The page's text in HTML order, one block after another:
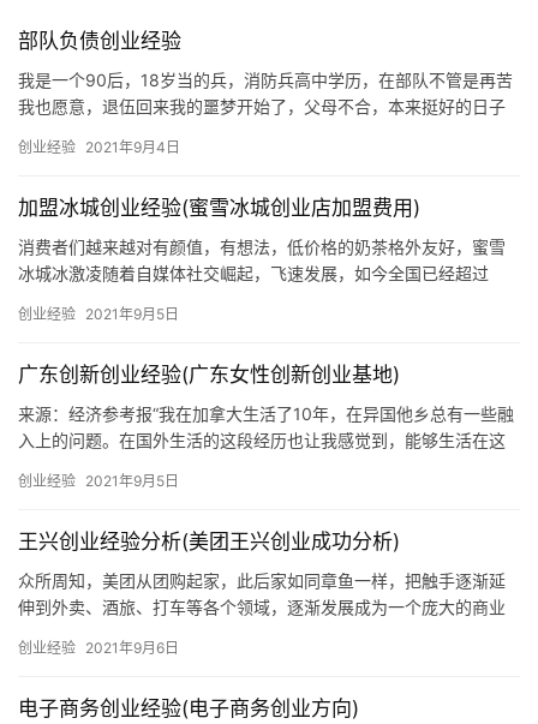
部队负债创业经验
我是一个90后，18岁当的兵，消防兵高中学历，在部队不管是再苦
我也愿意，退伍回来我的噩梦开始了，父母不合，本来挺好的日子
想回家，每天吃住基本都在外面，在外面我给人开过车，做过生
结婚了，我们在19年有了宝宝，我从当兵到结婚一分钱也没存下，
结婚的时候父亲不管，母亲无能为力。我
创业经验 2021年9月4日
加盟冰城创业经验(蜜雪冰城创业店加盟费用)
消费者们越来越对有颜值，有想法，低价格的奶茶格外友好，蜜雪
冰城冰激凌随着自媒体社交崛起，飞速发展，如今全国已经超过
直以来都是创业者咨询的比较多的一个问题，该品牌仅需4.6万元即
想。我们常能在抖音，小红书中看到蜜
创业经验 2021年9月5日
广东创新创业经验(广东女性创新创业基地)
来源：经济参考报“我在加拿大生活了10年，在异国他乡总有一些融
入上的问题。在国外生活的这段经历也让我感觉到，能够生活在这
说，他跟很多创业青年交流过，感觉到那种国家民族的自信和那份
创业经验 2021年9月5日
王兴创业经验分析(美团王兴创业成功分析)
众所周知，美团从团购起家，此后家如同章鱼一样，把触手逐渐延
伸到外卖、酒旅、打车等各个领域，逐渐发展成为一个庞大的商业
人，能够带领美团一步一步走到今天?不服输的”瘦猴”美团创始人王
小，戴着钢圈眼镜，留着寸
创业经验 2021年9月6日
电子商务创业经验(电子商务创业方向)